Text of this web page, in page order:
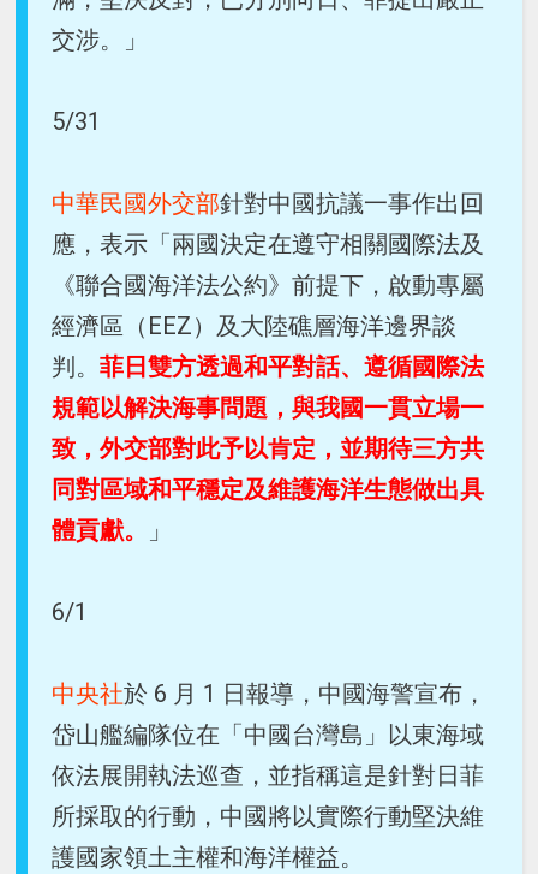
交涉。」
5/31
中華民國外交部針對中國抗議一事作出回
應，表示「兩國決定在遵守相關國際法及
《聯合國海洋法公約》前提下，啟動專屬
經濟區（EEZ）及大陸礁層海洋邊界談
判。菲日雙方透過和平對話、遵循國際法
規範以解決海事問題，與我國一貫立場一
致，外交部對此予以肯定，並期待三方共
同對區域和平穩定及維護海洋生態做出具
體貢獻。
」
6/1
中央社於 6 月 1 日報導，中國海警宣布，
岱山艦編隊位在「中國台灣島」以東海域
依法展開執法巡查，並指稱這是針對日菲
所採取的行動，中國將以實際行動堅決維
護國家領土主權和海洋權益。